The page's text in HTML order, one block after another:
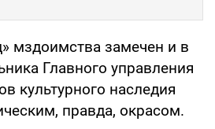
мздоимства замечен и в
Главного управления
культурного наследия
правда, окрасом.